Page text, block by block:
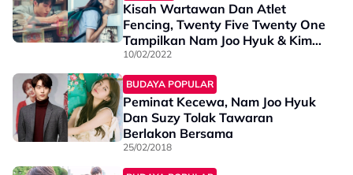
Kisah Wartawan Dan Atlet
Fencing, Twenty Five Twenty One
Tampilkan Nam Joo Hyuk & Kim
Tae Ri
10/02/2022
BUDAYA POPULAR
Peminat Kecewa, Nam Joo Hyuk
Dan Suzy Tolak Tawaran
Berlakon Bersama
25/02/2018